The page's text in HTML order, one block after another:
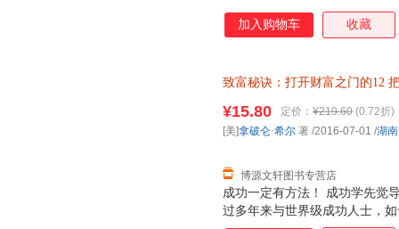
加入购物车 收藏
致富秘诀：打开财富之门的12
成功一定有方法！ 成功学先觉
过多年来与世界级成功人士，
¥15.80 定价： ¥219.60 (0.72折)
博源文轩图书专营店
[美]拿破仑·希尔 著 /2016-07-01 /湖